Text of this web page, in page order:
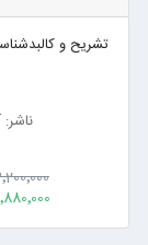
تشریح و
ناشر:
3٬200٬000
2٬880٬000